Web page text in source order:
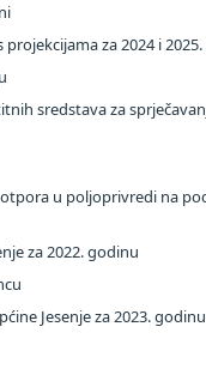
za 2024 i 2025.
sredstava za
u poljoprivredi na
za 2022. godinu
Jesenje za 2023.